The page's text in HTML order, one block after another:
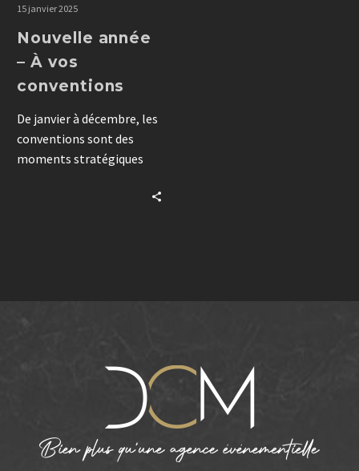
15 janvier 2025
Nouvelle année
– À vos
conventions
De janvier à décembre, les
conventions sont des
moments stratégiques
événements en vecteurs
de réussite.